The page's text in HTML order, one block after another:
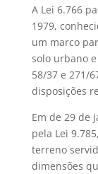
A Lei 6.766
1979,
um marco
solo urbano
58/37 e 271/
disposições
Em de 29 de
pela Lei
terreno
dimensões